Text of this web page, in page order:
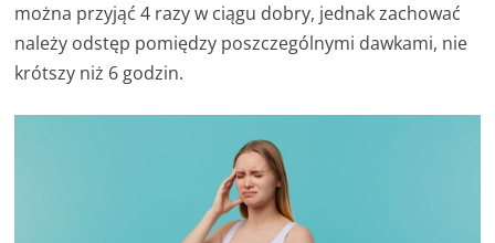
można przyjąć 4 razy w ciągu dobry, jednak zachować
należy odstęp pomiędzy poszczególnymi dawkami, nie
krótszy niż 6 godzin.